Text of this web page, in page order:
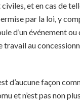
et en cas de
par la loi, y
d’un événement
au
d’aucune façon
et n’est pas non